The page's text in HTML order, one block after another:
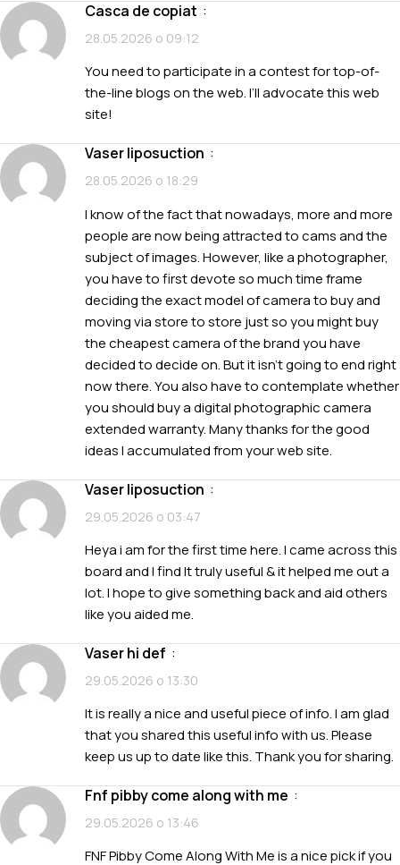
casca de copiat :
28.05.2026 о 09:12
You need to participate in a contest for top-of-
the-line blogs on the web. I’ll advocate this web
site!
vaser liposuction :
28.05.2026 о 18:29
I know of the fact that nowadays, more and more
people are now being attracted to cams and the
subject of images. However, like a photographer,
you have to first devote so much time frame
deciding the exact model of camera to buy and
moving via store to store just so you might buy
the cheapest camera of the brand you have
decided to decide on. But it isn’t going to end right
now there. You also have to contemplate whether
you should buy a digital photographic camera
extended warranty. Many thanks for the good
ideas I accumulated from your web site.
vaser liposuction :
29.05.2026 о 03:47
Heya i am for the first time here. I came across this
board and I find It truly useful & it helped me out a
lot. I hope to give something back and aid others
like you aided me.
vaser hi def :
29.05.2026 о 13:30
It is really a nice and useful piece of info. I am glad
that you shared this useful info with us. Please
keep us up to date like this. Thank you for sharing.
fnf pibby come along with me :
29.05.2026 о 13:46
FNF Pibby Come Along With Me is a nice pick if you